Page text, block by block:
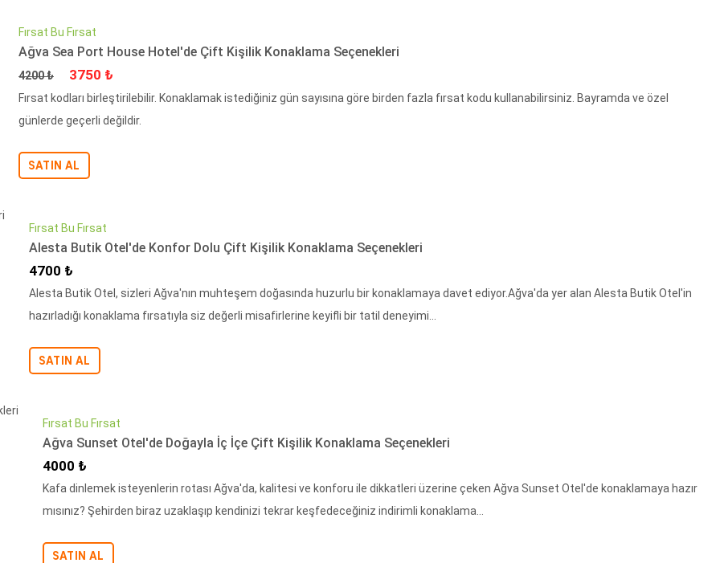
Fırsat Bu Fırsat
Ağva Sea Port House Hotel'de Çift Kişilik Konaklama Seçenekleri
Fiyat
4200 ₺ İndirimli Fiyat
3750 ₺
Fırsat kodları birleştirilebilir. Konaklamak istediğiniz gün sayısına göre birden fazla fırsat kodu kullanabilirsiniz. Bayramda ve özel
günlerde geçerli değildir.
SATIN AL
Fırsat Bu Fırsat
Alesta Butik Otel'de Konfor Dolu Çift Kişilik Konaklama Seçenekleri
İndirimli Fiyat
4700 ₺
Alesta Butik Otel, sizleri Ağva'nın muhteşem doğasında huzurlu bir konaklamaya davet ediyor.Ağva'da yer alan Alesta Butik Otel'in
hazırladığı konaklama fırsatıyla siz değerli misafirlerine keyifli bir tatil deneyimi...
SATIN AL
Fırsat Bu Fırsat
Ağva Sunset Otel'de Doğayla İç İçe Çift Kişilik Konaklama Seçenekleri
İndirimli Fiyat
4000 ₺
Kafa dinlemek isteyenlerin rotası Ağva'da, kalitesi ve konforu ile dikkatleri üzerine çeken Ağva Sunset Otel'de konaklamaya hazır
mısınız? Şehirden biraz uzaklaşıp kendinizi tekrar keşfedeceğiniz indirimli konaklama...
SATIN AL